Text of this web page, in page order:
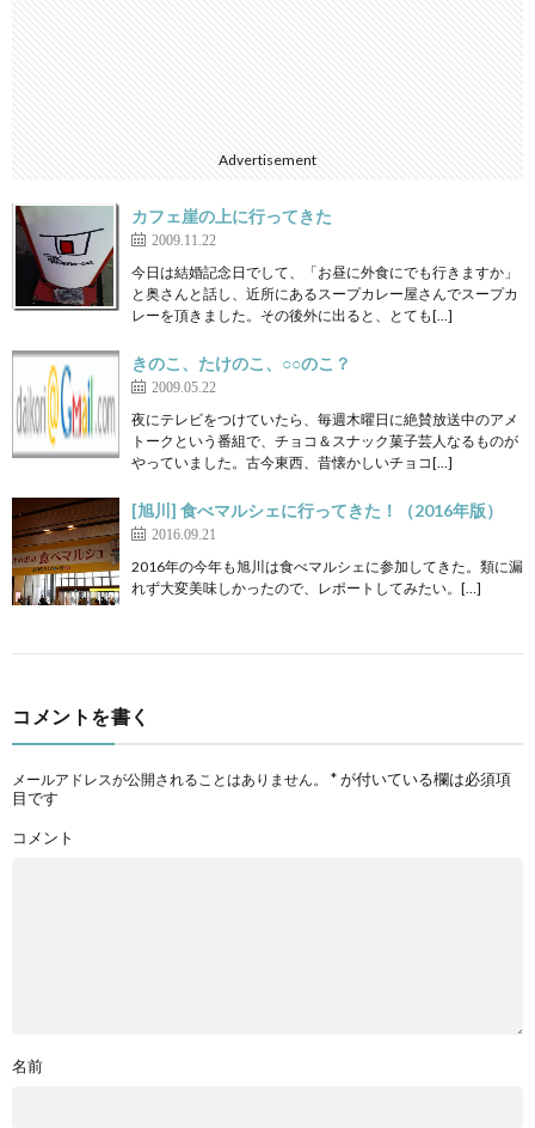
Advertisement
カフェ崖の上に行ってきた
2009.11.22
今日は結婚記念日でして、「お昼に外食にでも行きますか」
と奥さんと話し、近所にあるスープカレー屋さんでスープカ
レーを頂きました。その後外に出ると、とても[…]
きのこ、たけのこ、○○のこ？
2009.05.22
夜にテレビをつけていたら、毎週木曜日に絶賛放送中のアメ
トークという番組で、チョコ＆スナック菓子芸人なるものが
やっていました。古今東西、昔懐かしいチョコ[…]
[旭川] 食べマルシェに行ってきた！（2016年版）
2016.09.21
2016年の今年も旭川は食べマルシェに参加してきた。類に漏
れず大変美味しかったので、レポートしてみたい。[…]
コメントを書く
メールアドレスが公開されることはありません。 *が付いている欄は必須項
目です
コメント
名前